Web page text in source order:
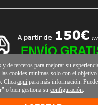
de terceros para mejorar su
cookies mínimas solo con el
Clicaaquí para más información.
o bien gestiona suconfiguración.